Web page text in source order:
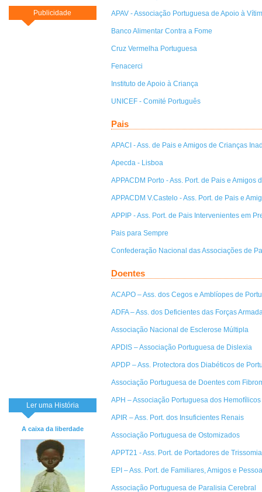
Publicidade
Ler uma História
A caixa da liberdade
APAV - Associação Portuguesa de Apoio à
Banco Alimentar Contra a Fome
Cruz Vermelha Portuguesa
Fenacerci
Instituto de Apoio à Criança
UNICEF - Comité Português
Pais
APACI - Ass. de Pais e Amigos de Crianças
Apecda - Lisboa
APPACDM Porto - Ass. Port. de Pais e Amigos
APPACDM V.Castelo - Ass. Port. de Pais e
APPIP - Ass. Port. de Pais Intervenientes em
Pais para Sempre
Confederação Nacional das Associações de
Doentes
ACAPO – Ass. dos Cegos e Amblíopes de
ADFA – Ass. dos Deficientes das Forças
Associação Nacional de Esclerose Múltipla
APDIS – Associação Portuguesa de Dislexia
APDP – Ass. Protectora dos Diabéticos de
Associação Portuguesa de Doentes com
APH – Associação Portuguesa dos Hemofílicos
APIR – Ass. Port. dos Insuficientes Renais
Associação Portuguesa de Ostomizados
APPT21 - Ass. Port. de Portadores de
EPI – Ass. Port. de Familiares, Amigos e
Associação Portuguesa de Paralisia Cerebral